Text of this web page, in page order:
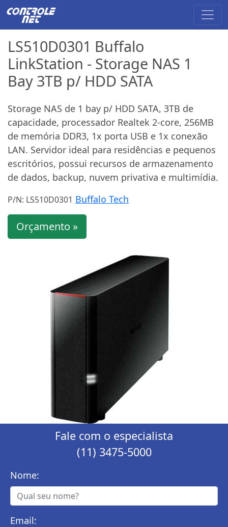
LS510D0301 Buffalo
LinkStation - Storage NAS 1
Bay 3TB p/ HDD SATA
Storage NAS de 1 bay p/ HDD SATA, 3TB de
capacidade, processador Realtek 2-core, 256MB
de memória DDR3, 1x porta USB e 1x conexão
LAN. Servidor ideal para residências e pequenos
escritórios, possui recursos de armazenamento
de dados, backup, nuvem privativa e multimídia.
P/N: LS510D0301 Buffalo Tech
Orçamento »
Fale com o especialista
(11) 3475-5000
Nome:
Email: